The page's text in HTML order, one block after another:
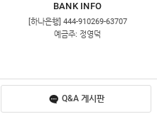
BANK INFO
[하나은행] 444-910269-63707
예금주: 정영덕
Q&A 게시판